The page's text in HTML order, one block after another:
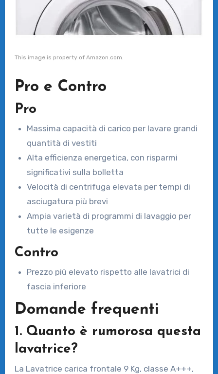
This image is property of Amazon.com.
Pro e Contro
Pro
Massima capacità di carico per lavare grandi
quantità di vestiti
Alta efficienza energetica, con risparmi
significativi sulla bolletta
Velocità di centrifuga elevata per tempi di
asciugatura più brevi
Ampia varietà di programmi di lavaggio per
tutte le esigenze
Contro
Prezzo più elevato rispetto alle lavatrici di
fascia inferiore
Domande frequenti
1. Quanto è rumorosa questa
lavatrice?
La Lavatrice carica frontale 9 Kg, classe A+++,